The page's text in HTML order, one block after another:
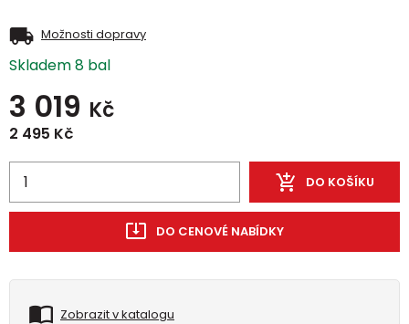
Možnosti dopravy
Skladem 8 bal
3 019 Kč
2 495 Kč
DO KOŠÍKU
DO CENOVÉ NABÍDKY
Zobrazit v katalogu